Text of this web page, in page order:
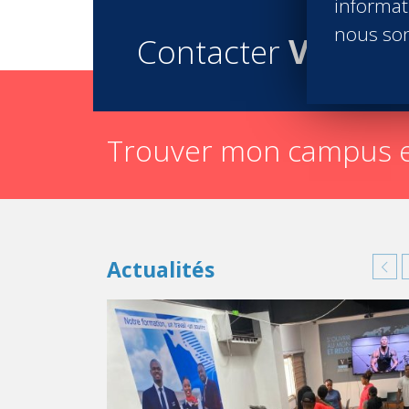
Contacter Vatel
Trouver mon campus
Actualités
nous